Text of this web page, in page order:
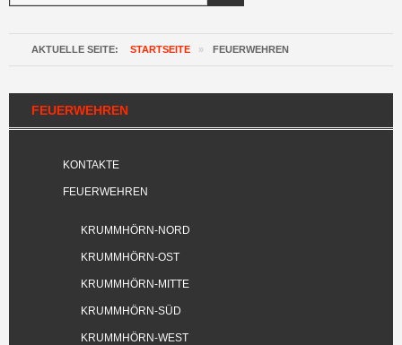
AKTUELLE SEITE: STARTSEITE » FEUERWEHREN
FEUERWEHREN
KONTAKTE
FEUERWEHREN
KRUMMHÖRN-NORD
KRUMMHÖRN-OST
KRUMMHÖRN-MITTE
KRUMMHÖRN-SÜD
KRUMMHÖRN-WEST